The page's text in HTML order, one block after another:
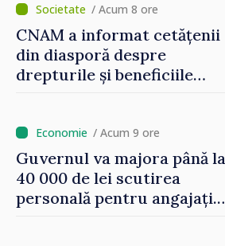
/ Acum 8 ore
CNAM a informat cetățenii
din diasporă despre
drepturile și beneficiile
/ Acum 9 ore
Guvernul va majora până la
40 000 de lei scutirea
personală pentru angajați.